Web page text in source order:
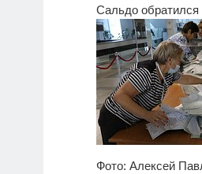
Сальдо обратился
Фото: Алексей